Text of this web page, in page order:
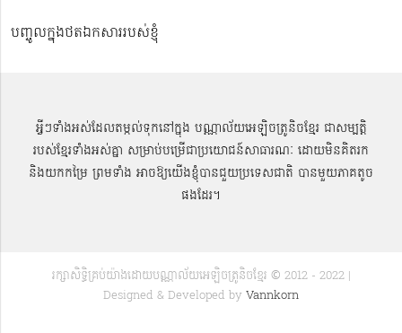
បញ្ចូលក្នុងថតឯកសាររបស់ខ្ញុំ
អ្វីៗទាំងអស់ដែលតម្កល់ទុកនៅក្នុង បណ្ណាល័យអេឡិចត្រូនិចខ្មែរ ជាសម្បតិ្ត
របស់ខ្មែរទាំងអស់គ្នា សម្រាប់បម្រើជាប្រយោជន៍សាធារណៈ ដោយមិនគិតរក
និងយកកម្រៃ ព្រមទាំង អាចឱ្យយើងខ្ញុំបានជួយប្រទេសជាតិ បានមួយភាគតូច
ផងដែរ។
រក្សាសិទ្ធិគ្រប់យ៉ាងដោយបណ្ណាល័យអេឡិចត្រូនិចខ្មែរ © 2012 - 2022 |
Designed & Developed by Vannkorn